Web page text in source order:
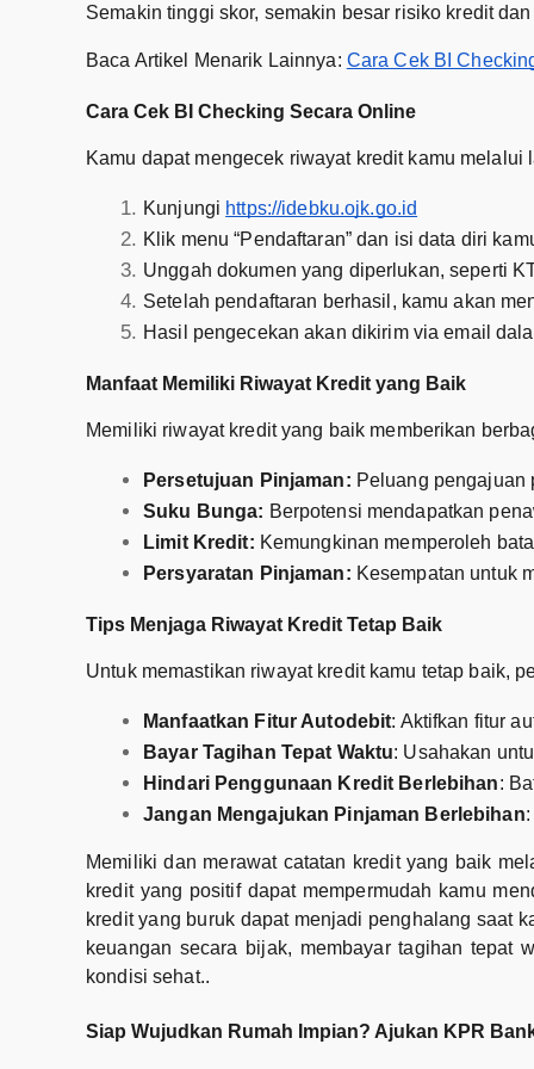
Semakin tinggi skor, semakin besar risiko kredit
Baca Artikel Menarik Lainnya: Cara Cek BI
Cara Cek BI Checking Secara Online
Kamu dapat mengecek riwayat kredit kamu
Kunjungi https://idebku.ojk.go.id
Klik menu “Pendaftaran” dan isi data diri
Unggah dokumen yang diperlukan, seperti
Setelah pendaftaran berhasil, kamu akan
Hasil pengecekan akan dikirim via email
Manfaat Memiliki Riwayat Kredit yang Baik
Memiliki riwayat kredit yang baik memberikan
Persetujuan Pinjaman: Peluang pengajuan
Suku Bunga: Berpotensi mendapatkan
Limit Kredit: Kemungkinan memperoleh
Persyaratan Pinjaman: Kesempatan untuk
Tips Menjaga Riwayat Kredit Tetap Baik
Untuk memastikan riwayat kredit kamu tetap baik,
Manfaatkan Fitur Autodebit: Aktifkan fitur
Bayar Tagihan Tepat Waktu: Usahakan
Hindari Penggunaan Kredit Berlebihan:
Jangan Mengajukan Pinjaman Berlebihan
Memiliki dan merawat catatan kredit yang baik
kredit yang positif dapat mempermudah kamu
kredit yang buruk dapat menjadi penghalang saat
keuangan secara bijak, membayar tagihan tepat
kondisi sehat..
Siap Wujudkan Rumah Impian? Ajukan KPR